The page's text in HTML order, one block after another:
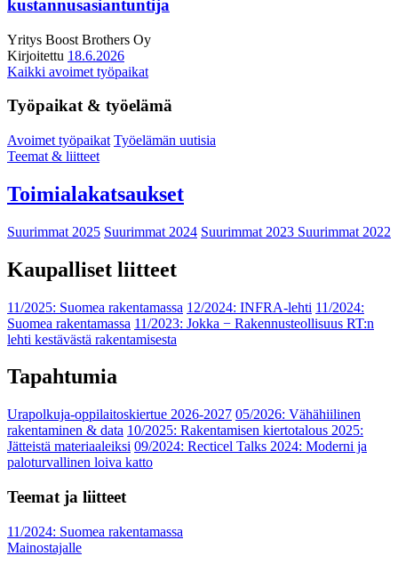
kustannusasiantuntija
Yritys Boost Brothers Oy
Kirjoitettu 18.6.2026
Kaikki avoimet työpaikat
Työpaikat & työelämä
Avoimet työpaikat Työelämän uutisia
Teemat & liitteet
Toimialakatsaukset
Suurimmat 2025 Suurimmat 2024 Suurimmat 2023 Suurimmat 2022
Kaupalliset liitteet
11/2025: Suomea rakentamassa 12/2024: INFRA-lehti 11/2024:
Suomea rakentamassa 11/2023: Jokka − Rakennusteollisuus RT:n
lehti kestävästä rakentamisesta
Tapahtumia
Urapolkuja-oppilaitoskiertue 2026-2027 05/2026: Vähähiilinen
rakentaminen & data 10/2025: Rakentamisen kiertotalous 2025:
Jätteistä materiaaleiksi 09/2024: Recticel Talks 2024: Moderni ja
paloturvallinen loiva katto
Teemat ja liitteet
11/2024: Suomea rakentamassa
Mainostajalle